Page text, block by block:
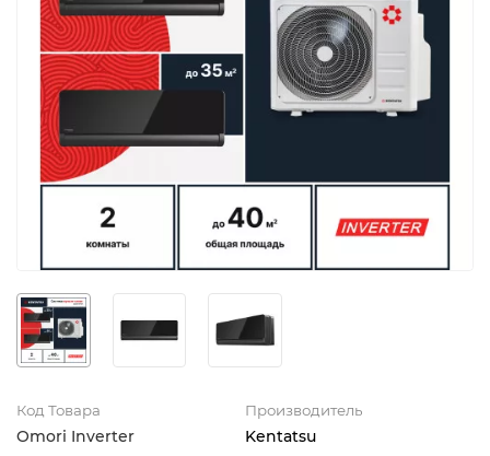
Код Товара
Omori Inverter
Производитель
Kentatsu